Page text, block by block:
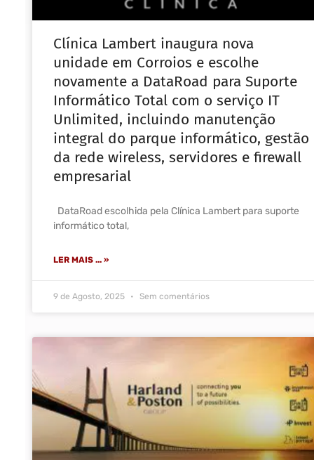
Clínica Lambert inaugura nova
unidade em Corroios e escolhe
novamente a DataRoad para Suporte
Informático Total com o serviço IT
Unlimited, incluindo manutenção
integral do parque informático, gestão
da rede wireless, servidores e firewall
empresarial
DataRoad escolhida pela Clínica Lambert para suporte
informático total,
LER MAIS ... »
9 de Agosto, 2025 Sem comentários